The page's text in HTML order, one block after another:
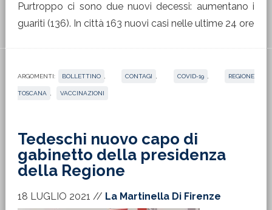
Purtroppo ci sono due nuovi decessi: aumentano i
guariti (136). In città 163 nuovi casi nelle ultime 24 ore
ARGOMENTI: BOLLETTINO CONTAGI COVID-19 REGIONE
TOSCANA VACCINAZIONI
Tedeschi nuovo capo di
gabinetto della presidenza
della Regione
18 LUGLIO 2021 // La Martinella Di Firenze